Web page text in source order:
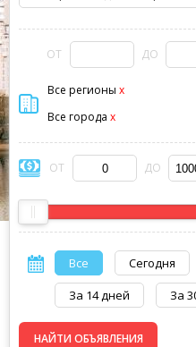
ОТ ДО
Все регионы x
Все города x
ОТ ДО
Все Сегодня
За 14 дней
За
НАЙТИ ОБЪЯВЛЕНИЯ